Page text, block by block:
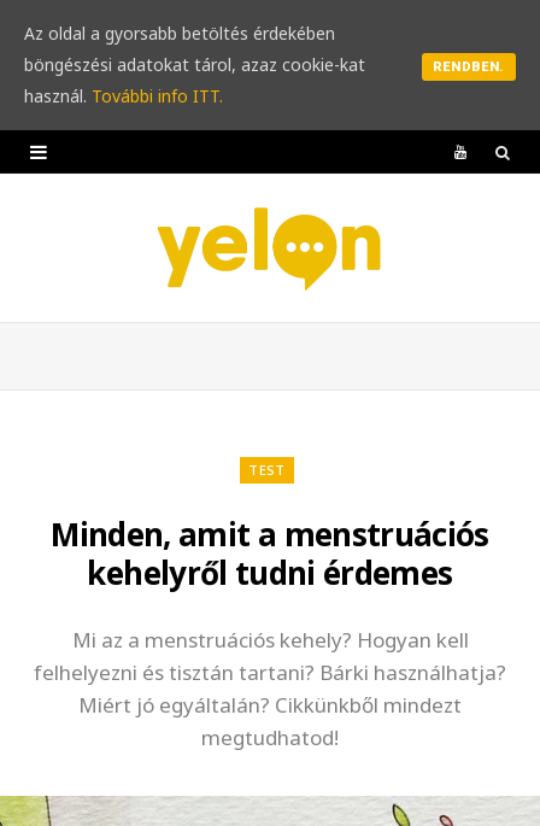
Y
u
TEST
Minden, amit a menstruációs
kehelyről tudni érdemes
Mi az a menstruációs kehely? Hogyan kell
felhelyezni és tisztán tartani? Bárki használhatja?
Miért jó egyáltalán? Cikkünkből mindezt
megtudhatod!
Az oldal a gyorsabb betöltés érdekében
böngészési adatokat tárol, azaz cookie-kat
használ. További info ITT.
RENDBEN.